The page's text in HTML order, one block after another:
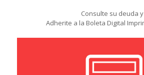
Consulte su deuda y
Adherite a la Boleta Digital